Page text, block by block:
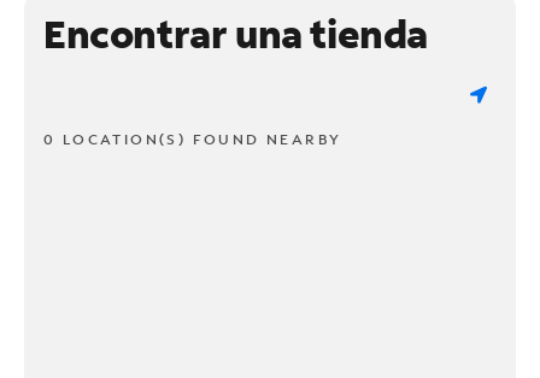
Encontrar una tienda
0 LOCATION(S) FOUND NEARBY